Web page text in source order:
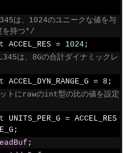
は、1024のユニークな値を与
を持つ*/
ACCEL_RES = 1024;
は、8Gの合計ダイナミックレ
ACCEL_DYN_RANGE_G = 8 ;
トにrawのint型の比の値を設定
UNITS_PER_G =
ACCEL_RES
;
;